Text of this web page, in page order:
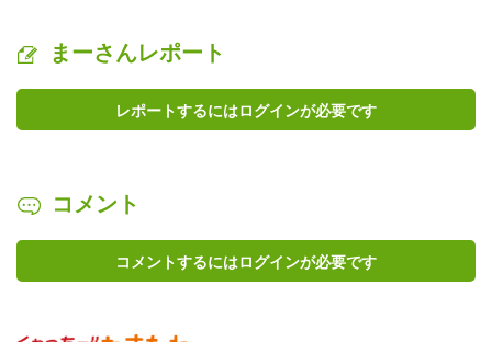
まーさんレポート
レポートするにはログインが必要です
コメント
コメントするにはログインが必要です